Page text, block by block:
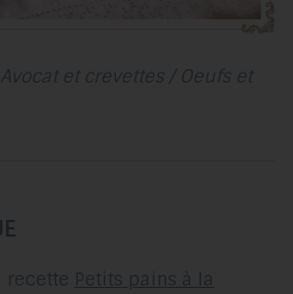
et crevettes / Oeufs et
Petits pains à la